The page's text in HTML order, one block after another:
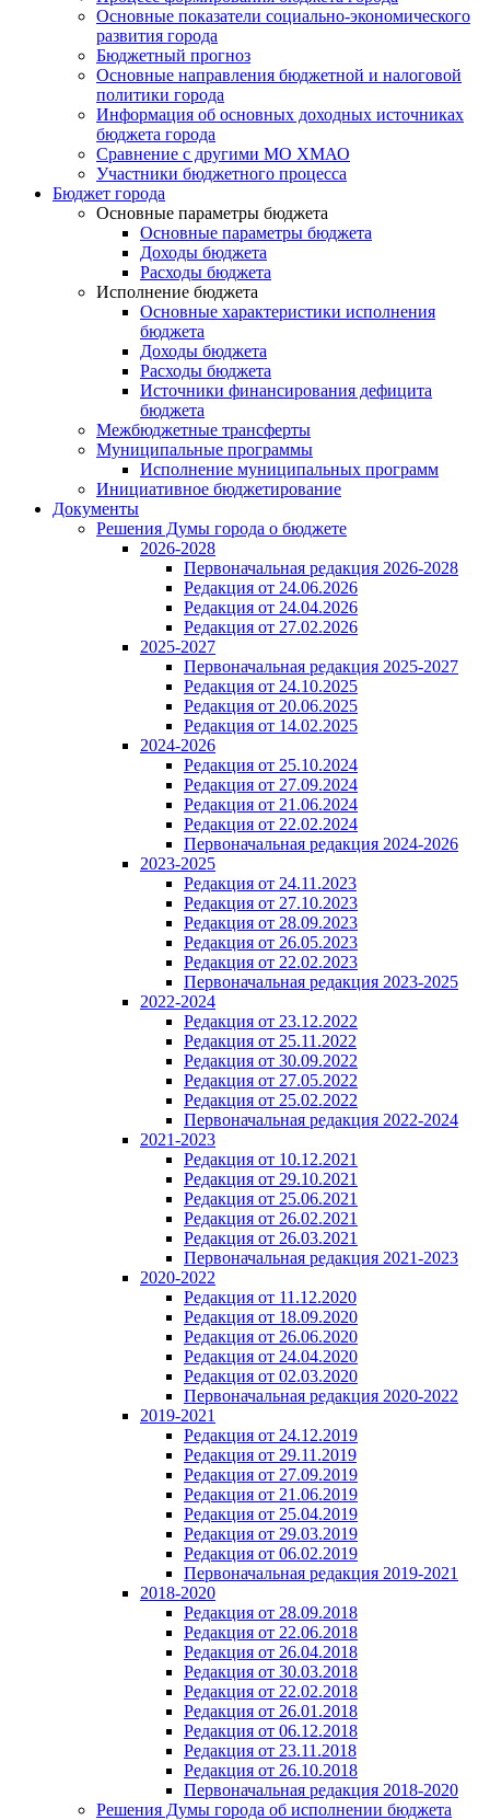
Основные показатели социально-экономического
развития города
Бюджетный прогноз
Основные направления бюджетной и налоговой
политики города
Информация об основных доходных источниках
бюджета города
Сравнение с другими МО ХМАО
Участники бюджетного процесса
Бюджет города
Основные параметры бюджета
Основные параметры бюджета
Доходы бюджета
Расходы бюджета
Исполнение бюджета
Основные характеристики исполнения
бюджета
Доходы бюджета
Расходы бюджета
Источники финансирования дефицита
бюджета
Межбюджетные трансферты
Муниципальные программы
Исполнение муниципальных программ
Инициативное бюджетирование
Документы
Решения Думы города о бюджете
2026-2028
Первоначальная редакция 2026-2028
Редакция от 24.06.2026
Редакция от 24.04.2026
Редакция от 27.02.2026
2025-2027
Первоначальная редакция 2025-2027
Редакция от 24.10.2025
Редакция от 20.06.2025
Редакция от 14.02.2025
2024-2026
Редакция от 25.10.2024
Редакция от 27.09.2024
Редакция от 21.06.2024
Редакция от 22.02.2024
Первоначальная редакция 2024-2026
2023-2025
Редакция от 24.11.2023
Редакция от 27.10.2023
Редакция от 28.09.2023
Редакция от 26.05.2023
Редакция от 22.02.2023
Первоначальная редакция 2023-2025
2022-2024
Редакция от 23.12.2022
Редакция от 25.11.2022
Редакция от 30.09.2022
Редакция от 27.05.2022
Редакция от 25.02.2022
Первоначальная редакция 2022-2024
2021-2023
Редакция от 10.12.2021
Редакция от 29.10.2021
Редакция от 25.06.2021
Редакция от 26.02.2021
Редакция от 26.03.2021
Первоначальная редакция 2021-2023
2020-2022
Редакция от 11.12.2020
Редакция от 18.09.2020
Редакция от 26.06.2020
Редакция от 24.04.2020
Редакция от 02.03.2020
Первоначальная редакция 2020-2022
2019-2021
Редакция от 24.12.2019
Редакция от 29.11.2019
Редакция от 27.09.2019
Редакция от 21.06.2019
Редакция от 25.04.2019
Редакция от 29.03.2019
Редакция от 06.02.2019
Первоначальная редакция 2019-2021
2018-2020
Редакция от 28.09.2018
Редакция от 22.06.2018
Редакция от 26.04.2018
Редакция от 30.03.2018
Редакция от 22.02.2018
Редакция от 26.01.2018
Редакция от 06.12.2018
Редакция от 23.11.2018
Редакция от 26.10.2018
Первоначальная редакция 2018-2020
Решения Думы города об исполнении бюджета